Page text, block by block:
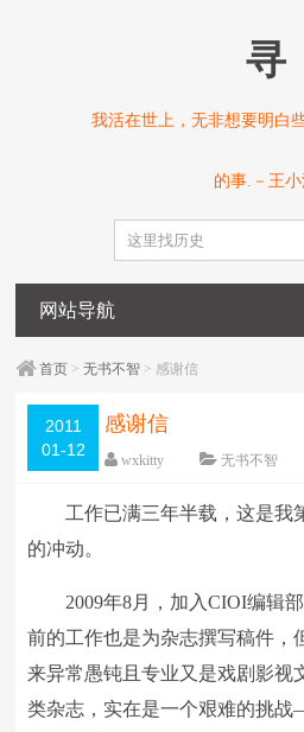
寻
我活在世上，无非想要明白
的事.－王小
网站导航
首页 >无书不智 > 感谢信
2011
01-12
感谢信
wxkitty 无书不智
字体：大 中 小
工作已满三年半载，这是我
的冲动。
2009年8月，加入CIOI编辑
前的工作也是为杂志撰写稿件，
来异常愚钝且专业又是戏剧影视
类杂志，实在是一个艰难的挑